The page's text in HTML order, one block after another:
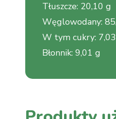
Tłuszcze: 20,10 g
Węglowodany:
W tym cukry:
Błonnik: 9,01 g